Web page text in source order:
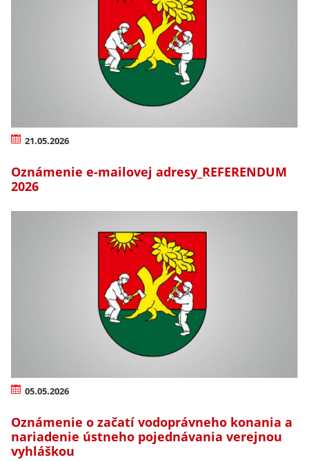
21.05.2026
Oznámenie e-mailovej adresy_REFERENDUM
2026
05.05.2026
Oznámenie o začatí vodoprávneho konania a
nariadenie ústneho pojednávania verejnou
vyhláškou